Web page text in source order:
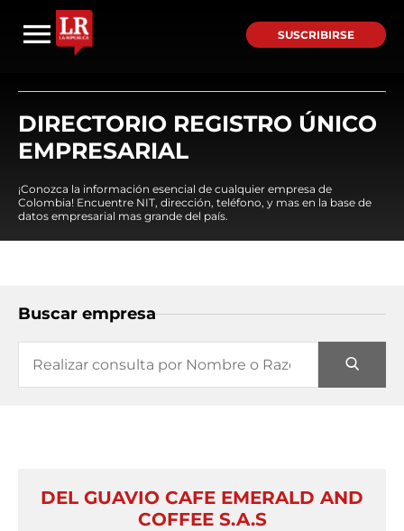
SUSCRIBIRSE
DIRECTORIO REGISTRO ÚNICO
EMPRESARIAL
¡Conozca la información esencial de cualquier empresa de
Colombia! Encuentre NIT, dirección, teléfono, y mas en la base de
datos empresarial mas grande del país.
Buscar empresa
DEL GUAVIO CAFE EMERALD AND
COFFEE S.A.S